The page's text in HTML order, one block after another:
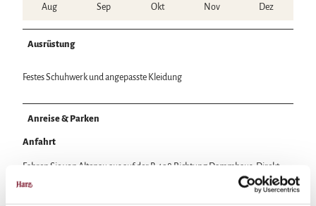
Aug Sep Okt Nov Dez
Ausrüstung
Festes Schuhwerk und angepasste Kleidung
Anreise & Parken
Anfahrt
Fahren Sie von Altenau aus auf der B 498 Richtung Dammhaus. Direkt
hinter dem Ortsende liegt linker Hand, hinter der großen Wiese, der
Parkplatz Rose. Folgen Sie vom Parkplatz der Ausschilderung zum